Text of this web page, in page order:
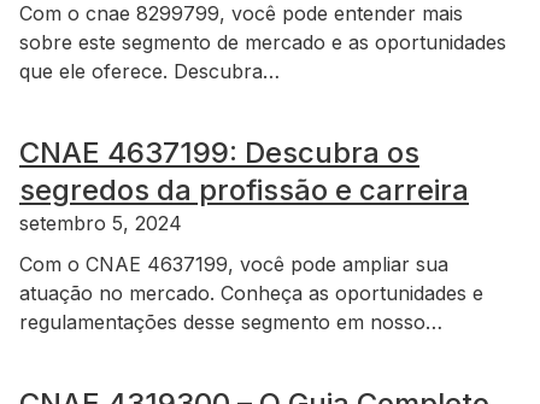
Com o cnae 8299799, você pode entender mais
sobre este segmento de mercado e as oportunidades
que ele oferece. Descubra…
CNAE 4637199: Descubra os
segredos da profissão e carreira
setembro 5, 2024
Com o CNAE 4637199, você pode ampliar sua
atuação no mercado. Conheça as oportunidades e
regulamentações desse segmento em nosso…